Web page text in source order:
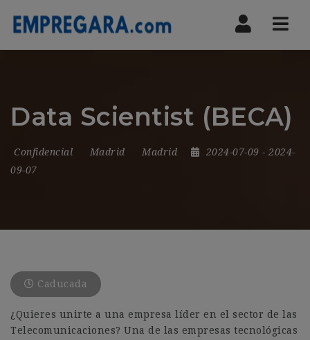
Data Scientist (BECA)
Confidencial Madrid Madrid 2024-07-09 - 2024-
09-07
Caducada
¿Quieres unirte a una empresa líder en el sector de las
Telecomunicaciones? Una de las empresas tecnológicas